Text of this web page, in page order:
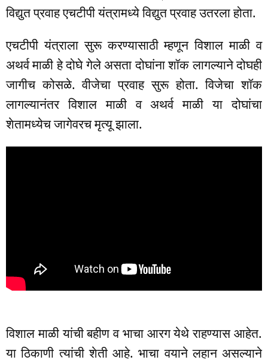
विद्युत प्रवाह एचटीपी यंत्रामध्ये विद्युत प्रवाह उतरला होता.
एचटीपी यंत्राला सुरू करण्यासाठी म्हणून विशाल माळी व
अथर्व माळी हे दोघे गेले असता दोघांना शॉक लागल्याने दोघही
जागीच कोसळे. वीजेचा प्रवाह सुरू होता. विजेचा शॉक
लागल्यानंतर विशाल माळी व अथर्व माळी या दोघांचा
शेतामध्येच जागेवरच मृत्यू झाला.
विशाल माळी यांची बहीण व भाचा आरग येथे राहण्यास आहेत.
या ठिकाणी त्यांची शेती आहे. भाचा वयाने लहान असल्याने